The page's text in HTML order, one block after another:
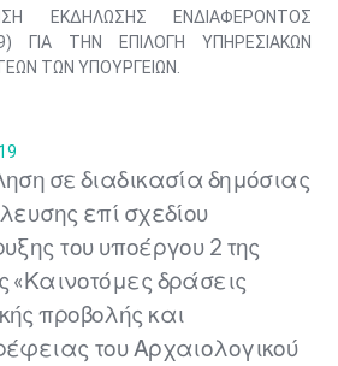
ΕΚΔΗΛΩΣΗΣ ΕΝΔΙΑΦΕΡΟΝΤΟΣ
ΓΙΑ ΤΗΝ ΕΠΙΛΟΓΗ ΥΠΗΡΕΣΙΑΚΩΝ
ΤΩΝ ΥΠΟΥΡΓΕΙΩΝ.
σε διαδικασία δημόσιας
επί σχεδίου
του υποέργου 2 της
«Καινοτόμες δράσεις
προβολής και
του Αρχαιολογικού